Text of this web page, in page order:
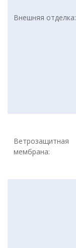
Внешняя отделка:
Ветрозащитная
мембрана: